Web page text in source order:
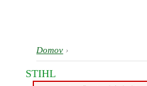
Domov ›
STIHL